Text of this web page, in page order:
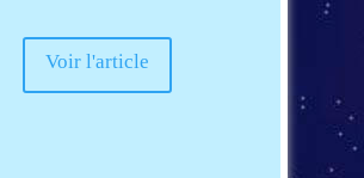
Voir l'article